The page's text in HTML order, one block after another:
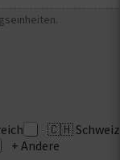
🇨🇭 Schweiz
+ Andere